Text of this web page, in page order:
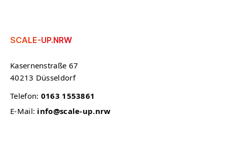
SCALE-UP.NRW
Kasernenstraße 67
40213 Düsseldorf
Telefon: 0163 1553861
E-Mail: info@scale-up.nrw